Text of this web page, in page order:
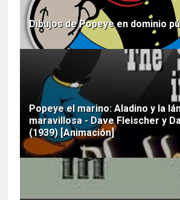
Dibujos de Popeye en dominio
Popeye el marino: Aladino y la
maravillosa - Dave Fleischer y
(1939) [Animación]